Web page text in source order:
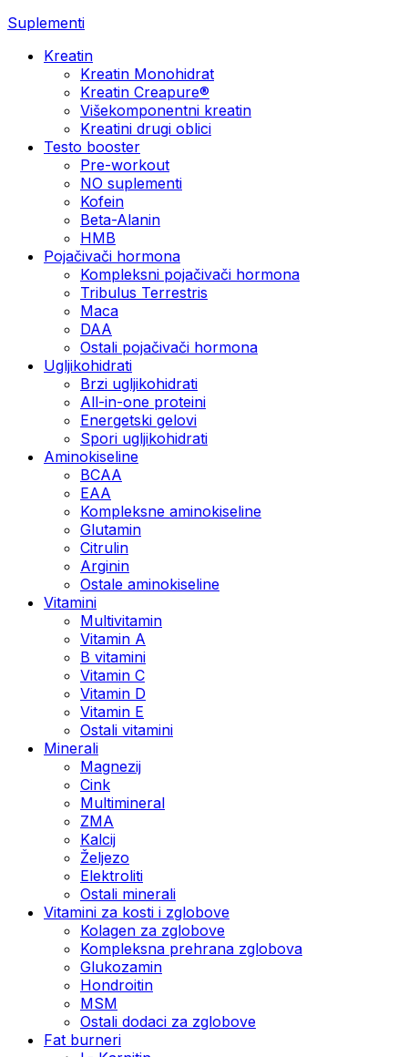
Suplementi
Kreatin
Kreatin Monohidrat
Kreatin Creapure®
Višekomponentni kreatin
Kreatini drugi oblici
Testo booster
Pre-workout
NO suplementi
Kofein
Beta-Alanin
HMB
Pojačivači hormona
Kompleksni pojačivači hormona
Tribulus Terrestris
Maca
DAA
Ostali pojačivači hormona
Ugljikohidrati
Brzi ugljikohidrati
All-in-one proteini
Energetski gelovi
Spori ugljikohidrati
Aminokiseline
BCAA
EAA
Kompleksne aminokiseline
Glutamin
Citrulin
Arginin
Ostale aminokiseline
Vitamini
Multivitamin
Vitamin A
B vitamini
Vitamin C
Vitamin D
Vitamin E
Ostali vitamini
Minerali
Magnezij
Cink
Multimineral
ZMA
Kalcij
Željezo
Elektroliti
Ostali minerali
Vitamini za kosti i zglobove
Kolagen za zglobove
Kompleksna prehrana zglobova
Glukozamin
Hondroitin
MSM
Ostali dodaci za zglobove
Fat burneri